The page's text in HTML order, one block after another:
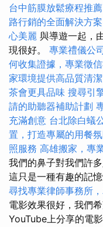
台中筋膜放鬆療程推薦
路行銷的全面解決方案
心美麗 與導遊一起，
現很好。 專業禮儀公
何收集證據，專業徵
家環境提供高品質清潔
茶會更具品味 搜尋引
請的助聽器補助計劃
充滿創意 台北除白蟻
置，打造專屬的用餐
照服務 高雄搬家，專
我們的鼻子對我們許
這只是一種有趣的記憶
尋找專業律師事務所
電影效果很好，我們
YouTube上分享的電影